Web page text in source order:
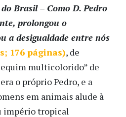
Brasil – Como D. Pedro
prolongou o
a desigualdade entre nós
176 páginas), de
multicolorido” de
o próprio Pedro, e a
em animais alude à
império tropical